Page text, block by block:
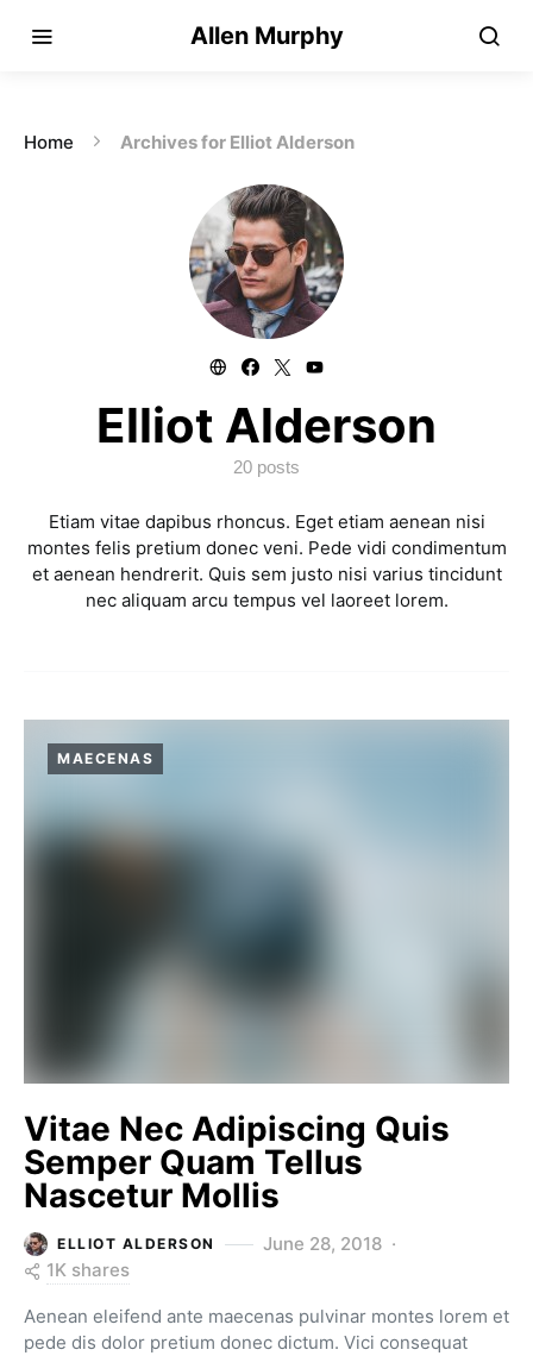
Allen Murphy
Home Archives for Elliot Alderson
Elliot Alderson
20 posts
Etiam vitae dapibus rhoncus. Eget etiam aenean nisi
montes felis pretium donec veni. Pede vidi condimentum
et aenean hendrerit. Quis sem justo nisi varius tincidunt
nec aliquam arcu tempus vel laoreet lorem.
MAECENAS
Vitae Nec Adipiscing Quis
Semper Quam Tellus
Nascetur Mollis
ELLIOT ALDERSON
June 28, 2018
1K shares
Aenean eleifend ante maecenas pulvinar montes lorem et
pede dis dolor pretium donec dictum. Vici consequat